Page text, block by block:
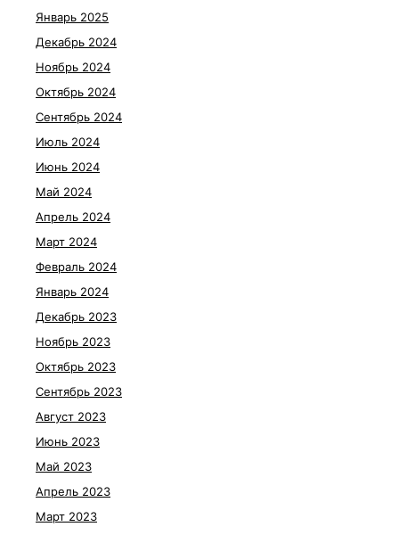
Январь 2025
Декабрь 2024
Ноябрь 2024
Октябрь 2024
Сентябрь 2024
Июль 2024
Июнь 2024
Май 2024
Апрель 2024
Март 2024
Февраль 2024
Январь 2024
Декабрь 2023
Ноябрь 2023
Октябрь 2023
Сентябрь 2023
Август 2023
Июнь 2023
Май 2023
Апрель 2023
Март 2023